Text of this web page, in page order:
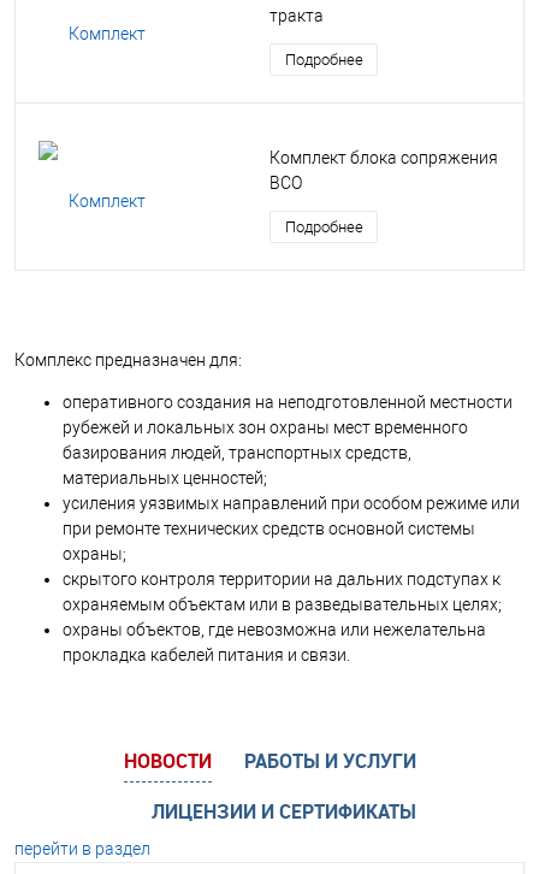
тракта
Подробнее
Комплект блока сопряжения
ВСО
Подробнее
Комплекс предназначен для:
оперативного создания на неподготовленной местности
рубежей и локальных зон охраны мест временного
базирования людей, транспортных средств,
материальных ценностей;
усиления уязвимых направлений при особом режиме или
при ремонте технических средств основной системы
охраны;
скрытого контроля территории на дальних подступах к
охраняемым объектам или в разведывательных целях;
охраны объектов, где невозможна или нежелательна
прокладка кабелей питания и связи.
НОВОСТИ
РАБОТЫ И УСЛУГИ
ЛИЦЕНЗИИ И СЕРТИФИКАТЫ
перейти в раздел